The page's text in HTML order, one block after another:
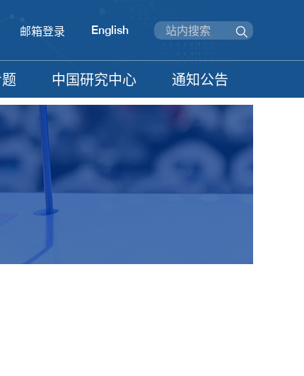
邮箱登录 English
中国研究中心 通知公告